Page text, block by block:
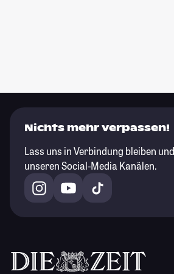
Nichts mehr verpassen!
Lass uns in Verbindung bleiben
unseren Social-Media Kanälen.